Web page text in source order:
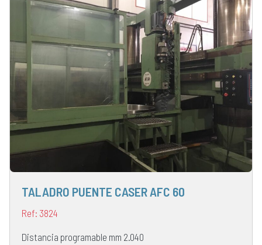
TALADRO PUENTE CASER AFC 60
Ref: 3824
Distancia programable mm 2.040